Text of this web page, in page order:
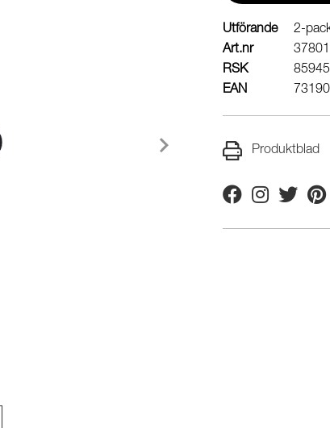
Utförande
2-
Art.nr
RSK
EAN
Produktblad
FacebookInstagram
Twitter